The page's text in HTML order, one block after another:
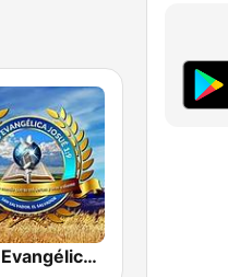
Radio Evangélica Josué